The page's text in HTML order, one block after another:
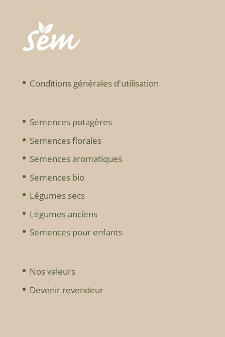
Conditions générales d'utilisation
Semences potagères
Semences florales
Semences aromatiques
Semences bio
Légumes secs
Légumes anciens
Semences pour enfants
Nos valeurs
Devenir revendeur